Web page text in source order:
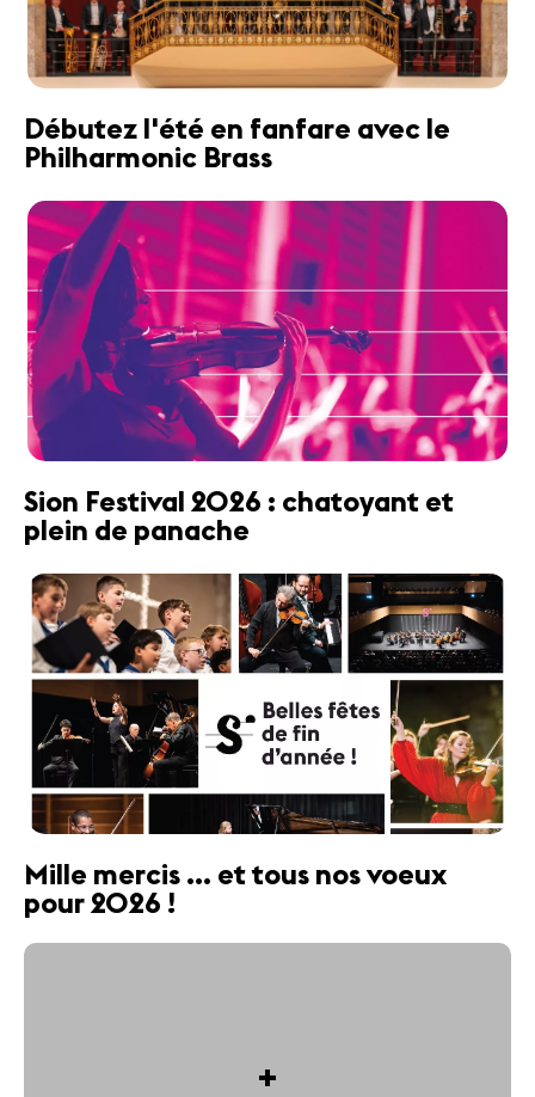
Débutez l'été en fanfare avec le
Philharmonic Brass
Sion Festival 2026 : chatoyant et
plein de panache
Mille mercis ... et tous nos voeux
pour 2026 !
+